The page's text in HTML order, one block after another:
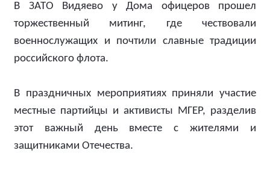
В ЗАТО Видяево у Дома офицеров прошел
торжественный митинг, где чествовали
военнослужащих и почтили славные традиции
российского флота.
В праздничных мероприятиях приняли участие
местные партийцы и активисты МГЕР, разделив
этот важный день вместе с жителями и
защитниками Отечества.